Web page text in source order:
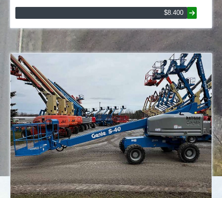
$8.400